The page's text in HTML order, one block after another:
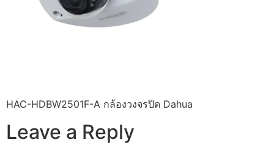
HAC-HDBW2501F-A กล้องวงจรปิด Dahua
Leave a Reply